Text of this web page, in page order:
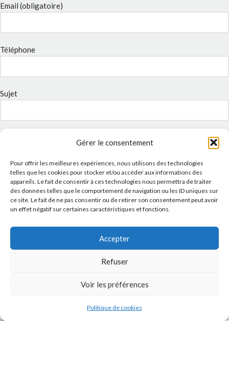
Gérer le consentement
Pour offrir les meilleures expériences, nous utilisons des technologies
telles que les cookies pour stocker et/ou accéder aux informations des
appareils. Le fait de consentir à ces technologies nous permettra de traiter
des données telles que le comportement de navigation ou les ID uniques sur
ce site. Le fait de ne pas consentir ou de retirer son consentement peut avoir
un effet négatif sur certaines caractéristiques et fonctions.
Accepter
Refuser
Voir les préférences
Politique de cookies
Email (obligatoire)
Téléphone
Sujet
INSTAGRAM